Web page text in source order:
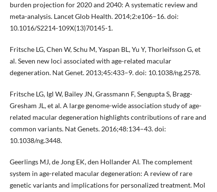
burden projection for 2020 and 2040: A systematic review and
meta-analysis. Lancet Glob Health. 2014;2:e106–16. doi:
10.1016/S2214-109X(13)70145-1.
Fritsche LG, Chen W, Schu M, Yaspan BL, Yu Y, Thorleifsson G, et
al. Seven new loci associated with age-related macular
degeneration. Nat Genet. 2013;45:433–9. doi: 10.1038/ng.2578.
Fritsche LG, Igl W, Bailey JN, Grassmann F, Sengupta S, Bragg-
Gresham JL, et al. A large genome-wide association study of age-
related macular degeneration highlights contributions of rare and
common variants. Nat Genets. 2016;48:134–43. doi:
10.1038/ng.3448.
Geerlings MJ, de Jong EK, den Hollander AI. The complement
system in age-related macular degeneration: A review of rare
genetic variants and implications for personalized treatment. Mol